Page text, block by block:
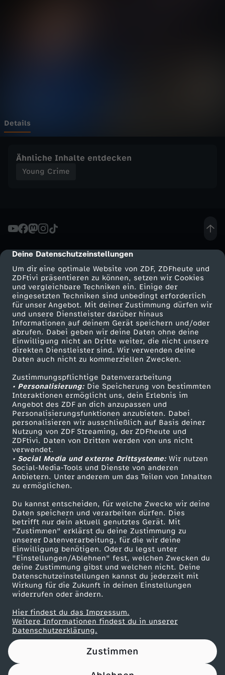
cmp-dialog-description
Deine Datenschutzeinstellungen
Um dir eine optimale Website von ZDF, ZDFheute und
ZDFtivi präsentieren zu können, setzen wir Cookies
und vergleichbare Techniken ein. Einige der
eingesetzten Techniken sind unbedingt erforderlich
für unser Angebot. Mit deiner Zustimmung dürfen wir
und unsere Dienstleister darüber hinaus
Informationen auf deinem Gerät speichern und/oder
abrufen. Dabei geben wir deine Daten ohne deine
Einwilligung nicht an Dritte weiter, die nicht unsere
direkten Dienstleister sind. Wir verwenden deine
Daten auch nicht zu kommerziellen Zwecken.
Zustimmungspflichtige Datenverarbeitung
• Personalisierung:Die Speicherung von bestimmten
Interaktionen ermöglicht uns, dein Erlebnis im
Angebot des ZDF an dich anzupassen und
Personalisierungsfunktionen anzubieten. Dabei
personalisieren wir ausschließlich auf Basis deiner
Nutzung von ZDF Streaming, der ZDFheute und
ZDFtivi. Daten von Dritten werden von uns nicht
verwendet.
• Social Media und externe Drittsysteme:Wir nutzen
Social-Media-Tools und Dienste von anderen
Anbietern. Unter anderem um das Teilen von Inhalten
zu ermöglichen.
Du kannst entscheiden, für welche Zwecke wir deine
Daten speichern und verarbeiten dürfen. Dies
betrifft nur dein aktuell genutztes Gerät. Mit
"Zustimmen" erklärst du deine Zustimmung zu
unserer Datenverarbeitung, für die wir deine
Einwilligung benötigen. Oder du legst unter
"Einstellungen/Ablehnen" fest, welchen Zwecken du
deine Zustimmung gibst und welchen nicht. Deine
Datenschutzeinstellungen kannst du jederzeit mit
Wirkung für die Zukunft in deinen Einstellungen
widerrufen oder ändern.
Hier findest du das Impressum.
Weitere Informationen findest du in unserer
Datenschutzerklärung.
Zustimmen
a
u
g
e
h
t
'
s
Details
Ähnliche Inhalte entdecken
Young Crime
Mehr ZDF
ZDF-Apps
Smart TV
ZDFtext
Livestreams
Sendungen A-Z
TV-Programm
Service
ZDFmitreden
Kontakt zum ZDF
Tickets
Zuschauerservice
Hilfe
ZDF Unternehmen
Karriere
ZDF goes Schule
Werbefernsehen
Mainzelmännchen
Partner